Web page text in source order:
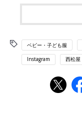
ベビー・子ども服
Instagram 西松屋